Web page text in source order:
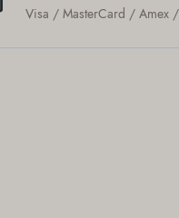
Visa / MasterCard / Amex /